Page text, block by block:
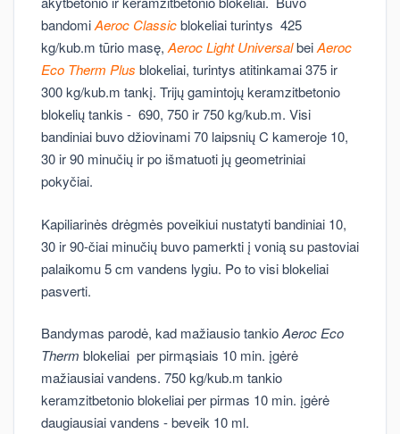
bandomiAeroc Classicblokeliai turintys 425
kg/kub.m tūrio masę, Aeroc Light UniversalbeiAeroc
Eco Therm Plus blokeliai, turintys atitinkamai 375 ir
300 kg/kub.m tankį. Trijų gamintojų keramzitbetonio
blokelių tankis - 690, 750 ir 750 kg/kub.m. Visi
bandiniai buvo džiovinami 70 laipsnių C kameroje 10,
30 ir 90 minučių ir po išmatuoti jų geometriniai
pokyčiai.
Kapiliarinės drėgmės poveikiui nustatyti bandiniai 10,
30 ir 90-čiai minučių buvo pamerkti į vonią su pastoviai
palaikomu 5 cm vandens lygiu. Po to visi blokeliai
pasverti.
Bandymas parodė, kad mažiausio tankioAeroc Eco
Therm blokeliai per pirmąsiais 10 min. įgėrė
mažiausiai vandens. 750 kg/kub.m tankio
keramzitbetonio blokeliai per pirmas 10 min. įgėrė
daugiausiai vandens - beveik 10 ml.